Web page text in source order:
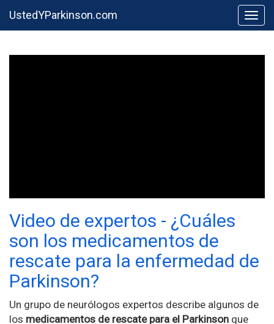
UstedYParkinson.com
Video de expertos - ¿Cuáles
son los medicamentos de
rescate para la enfermedad de
Parkinson?
Un grupo de neurólogos expertos describe algunos de
los medicamentos de rescate para el Parkinson que